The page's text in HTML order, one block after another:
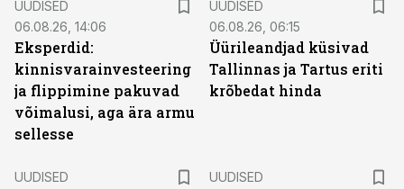
UUDISED
06.08.26, 14:06
Eksperdid:
kinnisvarainvesteering
ja flippimine pakuvad
võimalusi, aga ära armu
sellesse
UUDISED
06.08.26, 06:15
Üürileandjad küsivad
Tallinnas ja Tartus eriti
krõbedat hinda
UUDISED
UUDISED